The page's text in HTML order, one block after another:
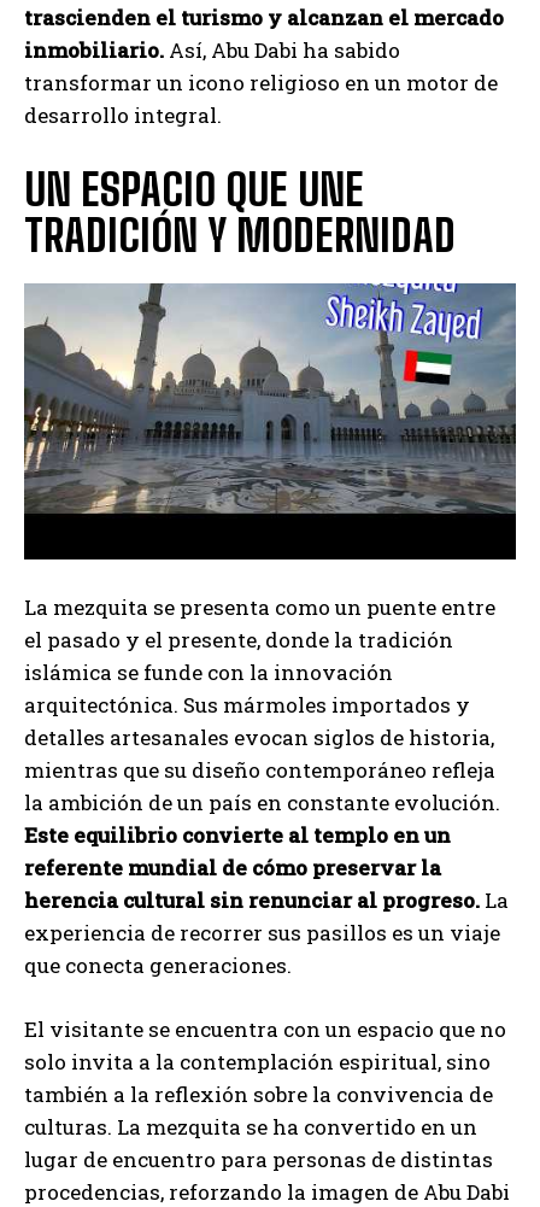
trascienden el turismo y alcanzan el mercado
inmobiliario. Así, Abu Dabi ha sabido
transformar un icono religioso en un motor de
desarrollo integral.
UN ESPACIO QUE UNE
TRADICIÓN Y MODERNIDAD
La mezquita se presenta como un puente entre
el pasado y el presente, donde la tradición
islámica se funde con la innovación
arquitectónica. Sus mármoles importados y
detalles artesanales evocan siglos de historia,
mientras que su diseño contemporáneo refleja
la ambición de un país en constante evolución.
Este equilibrio convierte al templo en un
referente mundial de cómo preservar la
herencia cultural sin renunciar al progreso. La
experiencia de recorrer sus pasillos es un viaje
que conecta generaciones.
El visitante se encuentra con un espacio que no
solo invita a la contemplación espiritual, sino
también a la reflexión sobre la convivencia de
culturas. La mezquita se ha convertido en un
lugar de encuentro para personas de distintas
procedencias, reforzando la imagen de Abu Dabi